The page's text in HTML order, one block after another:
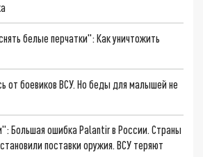
белые перчатки": Как уничтожить
от боевиков ВСУ. Но беды для малышей не
Большая ошибка Palantir в России. Страны
поставки оружия. ВСУ теряют